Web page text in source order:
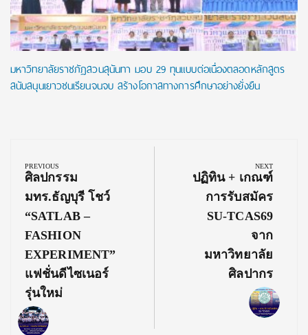
มหาวิทยาลัยราชภัฏสวนสุนันทา มอบ 29 ทุนแบบต่อเนื่องตลอดหลักสูตร
สนับสนุนเยาวชนเรียนจนจบ สร้างโอกาสทางการศึกษาอย่างยั่งยืน
navigation
PREVIOUS
Previous
Post:
ศิลปกรรม
มทร.ธัญบุรี โชว์
“SATLAB –
FASHION
EXPERIMENT”
แฟชั่นดีไซเนอร์
รุ่นใหม่
NEXT
Next
Post:
ปฏิทิน + เกณฑ์
การรับสมัคร
SU-TCAS69
จาก
มหาวิทยาลัย
ศิลปากร